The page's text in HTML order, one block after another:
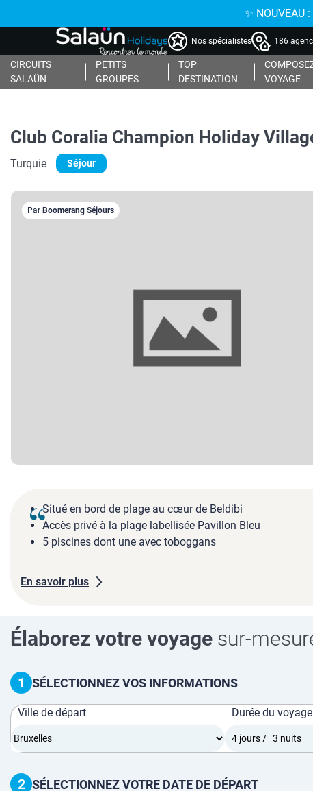
✨
Nos spécialistes 186
CIRCUITS
SALAÜN
PETITS
GROUPES
TOP
DESTINATION
VOYAGE
Club Coralia Champion Holiday
Turquie Séjour
Par Boomerang Séjours
Situé en bord de plage au cœur de Beldibi
Accès privé à la plage labellisée Pavillon Bleu
5 piscines dont une avec toboggans
En savoir plus
Élaborez votre voyage sur-
1 SÉLECTIONNEZ VOS INFORMATIONS
Ville de départ Durée du voyage
2 SÉLECTIONNEZ VOTRE DATE DE DÉPART